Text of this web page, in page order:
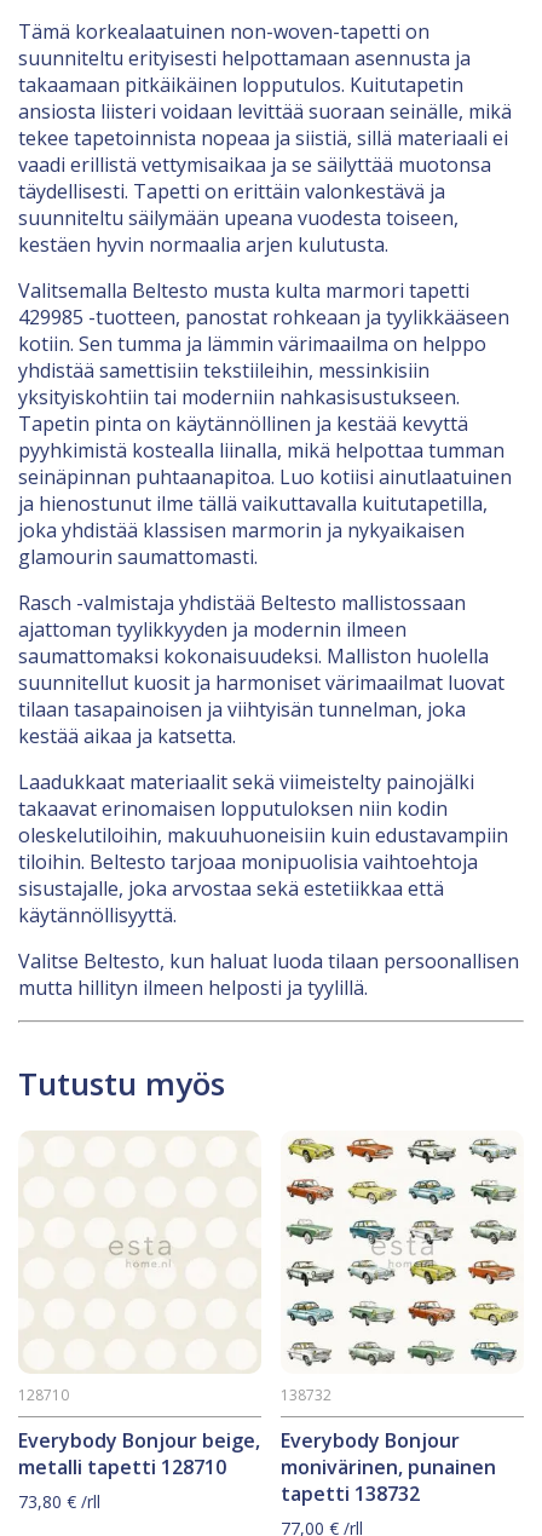
Tämä korkealaatuinen non-woven-tapetti on
suunniteltu erityisesti helpottamaan asennusta ja
takaamaan pitkäikäinen lopputulos. Kuitutapetin
ansiosta liisteri voidaan levittää suoraan seinälle, mikä
tekee tapetoinnista nopeaa ja siistiä, sillä materiaali ei
vaadi erillistä vettymisaikaa ja se säilyttää muotonsa
täydellisesti. Tapetti on erittäin valonkestävä ja
suunniteltu säilymään upeana vuodesta toiseen,
kestäen hyvin normaalia arjen kulutusta.
Valitsemalla Beltesto musta kulta marmori tapetti
429985 -tuotteen, panostat rohkeaan ja tyylikkääseen
kotiin. Sen tumma ja lämmin värimaailma on helppo
yhdistää samettisiin tekstiileihin, messinkisiin
yksityiskohtiin tai moderniin nahkasisustukseen.
Tapetin pinta on käytännöllinen ja kestää kevyttä
pyyhkimistä kostealla liinalla, mikä helpottaa tumman
seinäpinnan puhtaanapitoa. Luo kotiisi ainutlaatuinen
ja hienostunut ilme tällä vaikuttavalla kuitutapetilla,
joka yhdistää klassisen marmorin ja nykyaikaisen
glamourin saumattomasti.
Rasch -valmistaja yhdistää Beltesto mallistossaan
ajattoman tyylikkyyden ja modernin ilmeen
saumattomaksi kokonaisuudeksi. Malliston huolella
suunnitellut kuosit ja harmoniset värimaailmat luovat
tilaan tasapainoisen ja viihtyisän tunnelman, joka
kestää aikaa ja katsetta.
Laadukkaat materiaalit sekä viimeistelty painojälki
takaavat erinomaisen lopputuloksen niin kodin
oleskelutiloihin, makuuhuoneisiin kuin edustavampiin
tiloihin. Beltesto tarjoaa monipuolisia vaihtoehtoja
sisustajalle, joka arvostaa sekä estetiikkaa että
käytännöllisyyttä.
Valitse Beltesto, kun haluat luoda tilaan persoonallisen
mutta hillityn ilmeen helposti ja tyylillä.
Tutustu myös
Everybody Bonjour beige,
metalli tapetti 128710
128710
73,80 € /rll
Everybody Bonjour
monivärinen, punainen
tapetti 138732
138732
77,00€ /rll